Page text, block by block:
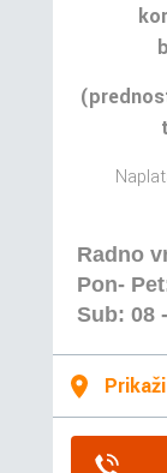
Radno
Pon-
Sub: 08